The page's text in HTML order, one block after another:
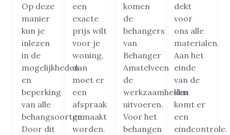
Op deze
manier
kun je
inlezen
in de
mogelijkheden
en
beperking
van alle
behangsoorten.
Door dit
een
exacte
prijs wilt
voor je
woning,
dan
moet er
een
afspraak
gemaakt
worden.
komen
de
behangers
van
Behanger
Amstelveen
de
werkzaamheden
uitvoeren.
Voor het
behangen
dekt
voor
ons alle
materialen.
Aan het
einde
van de
klus
komt er
een
eindcontrole.